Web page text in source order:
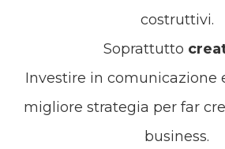
costruttivi.
Soprattutto
Investire in comunicazione
migliore strategia per far
business.